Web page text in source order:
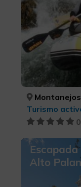
Montanejos,
Turismo
Alto